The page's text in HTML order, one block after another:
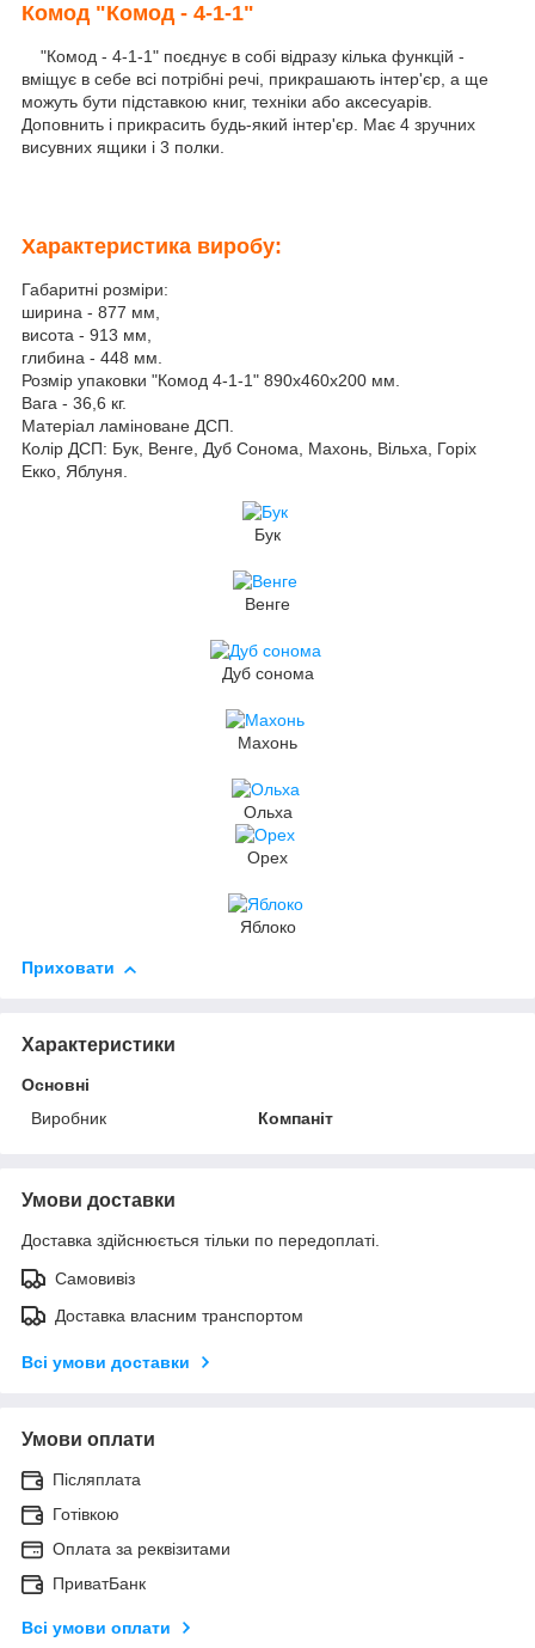
Комод "Комод - 4-1-1"
"Комод - 4-1-1" поєднує в собі відразу кілька функцій -
вміщує в себе всі потрібні речі, прикрашають інтер'єр, а ще
можуть бути підставкою книг, техніки або аксесуарів.
Доповнить і прикрасить будь-який інтер'єр. Має 4 зручних
висувних ящики і 3 полки.
Характеристика виробу:
Габаритні розміри:
ширина - 877 мм,
висота - 913 мм,
глибина - 448 мм.
Розмір упаковки "Комод 4-1-1" 890х460х200 мм.
Вага - 36,6 кг.
Матеріал ламіноване ДСП.
Колір ДСП: Бук, Венге, Дуб Сонома, Махонь, Вільха, Горіх
Екко, Яблуня.
Бук
Венге
Дуб сонома
Махонь
Ольха
Орех
Яблоко
Приховати
Характеристики
Основні
Виробник
Компаніт
Умови доставки
Доставка здійснюється тільки по передоплаті.
Самовивіз
Доставка власним транспортом
Всі умови доставки
Умови оплати
Післяплата
Готівкою
Оплата за реквізитами
ПриватБанк
Всі умови оплати